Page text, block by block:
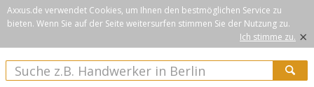
Axxus.de verwendet Cookies, um Ihnen den bestmöglichen Service zu
bieten. Wenn Sie auf der Seite weitersurfen stimmen Sie der Nutzung zu.
Ich stimme zu. ×